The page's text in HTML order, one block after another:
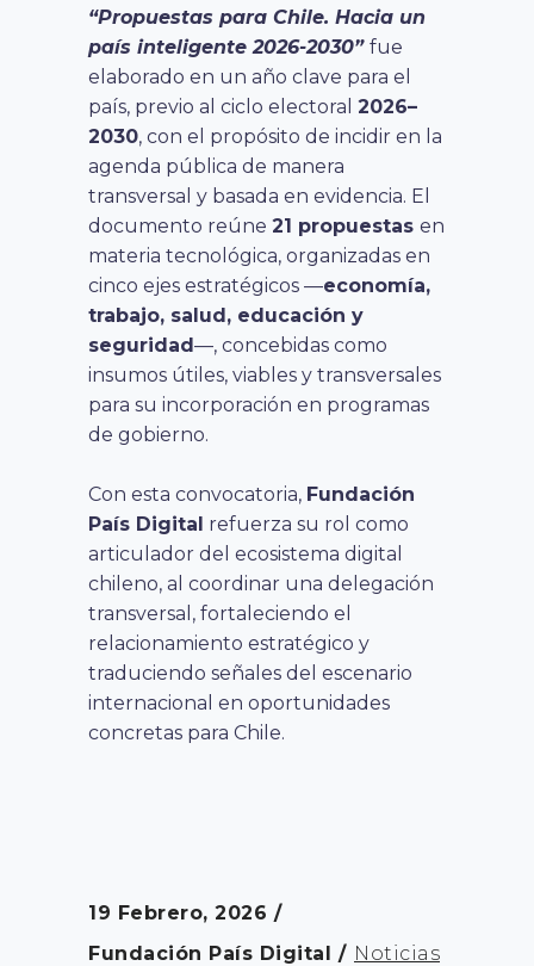
“Propuestas para Chile. Hacia un
país inteligente 2026-2030” fue
elaborado en un año clave para el
país, previo al ciclo electoral 2026–
2030, con el propósito de incidir en la
agenda pública de manera
transversal y basada en evidencia. El
documento reúne 21 propuestas en
materia tecnológica, organizadas en
cinco ejes estratégicos —economía,
trabajo, salud, educación y
seguridad—, concebidas como
insumos útiles, viables y transversales
para su incorporación en programas
de gobierno.
Con esta convocatoria, Fundación
País Digital refuerza su rol como
articulador del ecosistema digital
chileno, al coordinar una delegación
transversal, fortaleciendo el
relacionamiento estratégico y
traduciendo señales del escenario
internacional en oportunidades
concretas para Chile.
19 Febrero, 2026
Fundación País Digital
Noticias